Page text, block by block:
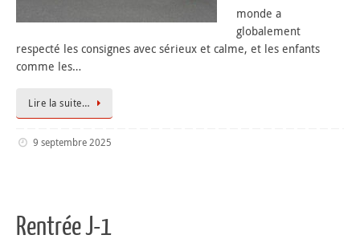
monde a
globalement
respecté les consignes avec sérieux et calme, et les enfants
comme les…
Lire la suite…
9 septembre 2025
Rentrée J-1